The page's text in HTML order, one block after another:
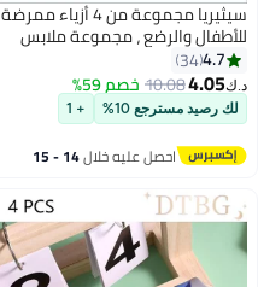
سيثيريا مجموعة من 4 أزياء ممرضة
للأطفال والرضع ، مجموعة ملابس
تنكرية ، أزياء الطبيب التنكرية ،
سنوات ، حفلة عيد ميلاد باللون
الوردي
4.7
34
د.ك‏4.05
10.08خصم 59%
لك رصيد مسترجع 10% + 1
احصل عليه خلال 14 - 15